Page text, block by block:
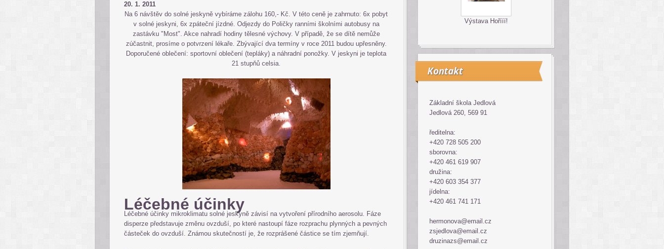
20. 1. 2011
Na 6 návštěv do solné jeskyně vybíráme zálohu 160,- Kč. V této ceně je zahrnuto: 6x pobyt
v solné jeskyni, 6x zpáteční jízdné. Odjezdy do Poličky ranními školními autobusy na
zastávku "Most". Akce nahradí hodiny tělesné výchovy. V případě, že se dítě nemůže
zúčastnit, prosíme o potvrzení lékaře. Zbývající dva termíny v roce 2011 budou upřesněny.
Doporučené oblečení: sportovní oblečení (tepláky) a náhradní ponožky. V jeskyni je teplota
21 stupňů celsia.
Léčebné účinky
Léčebné účinky mikroklimatu solné jeskyně závisí na vytvoření přírodního aerosolu. Fáze
disperze představuje změnu ovzduší, po které nastoupí fáze rozprachu plynných a pevných
částeček do ovzduší. Známou skutečností je, že rozprášené částice se tím zjemňují.
Výstava Hořííí!
Kontakt
Základní škola Jedlová
Jedlová 260, 569 91
ředitelna:
+420 728 505 200
sborovna:
+420 461 619 907
družina:
+420 603 354 377
jídelna:
+420 461 741 171
hermonova@email.cz
zsjedlova@email.cz
druzinazs@email.cz